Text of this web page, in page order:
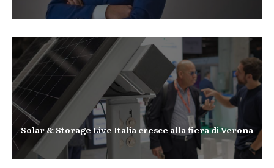
Solar & Storage Live Italia cresce alla fiera di Verona